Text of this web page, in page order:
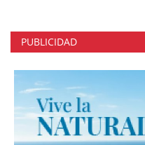
PUBLICIDAD